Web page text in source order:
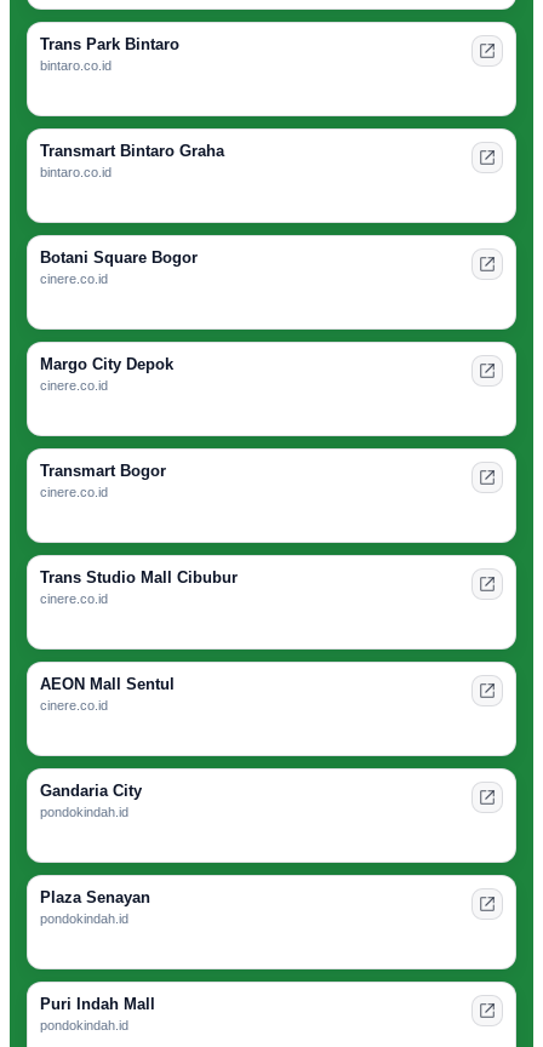
Trans Park Bintaro
bintaro.co.id
Transmart Bintaro Graha
bintaro.co.id
Botani Square Bogor
cinere.co.id
Margo City Depok
cinere.co.id
Transmart Bogor
cinere.co.id
Trans Studio Mall Cibubur
cinere.co.id
AEON Mall Sentul
cinere.co.id
Gandaria City
pondokindah.id
Plaza Senayan
pondokindah.id
Puri Indah Mall
pondokindah.id